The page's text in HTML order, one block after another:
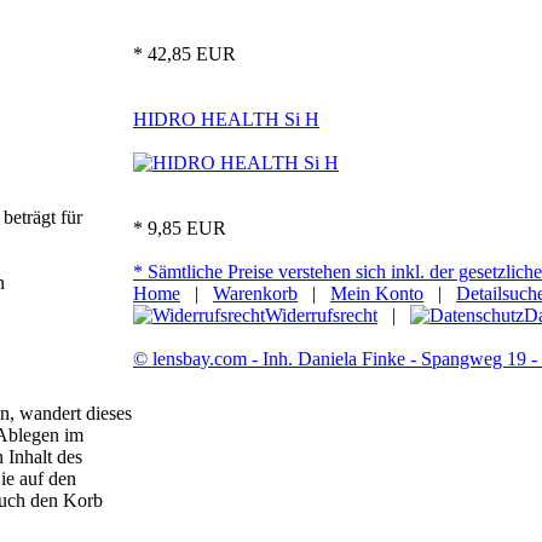
beträgt für
wandert dieses
im
Inhalt des
auf den
den Korb
* 42,85 EUR
HIDRO HEALTH Si H
* 9,85 EUR
* Sämtliche Preise verstehen sich inkl. der
Home | Warenkorb | Mein Konto |
Widerrufsrecht |
© lensbay.com - Inh. Daniela Finke - Spangweg 19